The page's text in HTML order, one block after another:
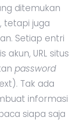
ditemukan
tetapi juga
Setiap entri
URL situs
password
Tak ada
informasi
siapa saja